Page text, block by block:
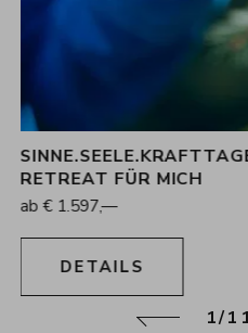
4Nächte
20.09.2026 - 24.09.2026
14.03.2027 - 18.03.2027
RETREAT FÜR MICH
ab€ 1.597,—
DETAILS
zurück 1/